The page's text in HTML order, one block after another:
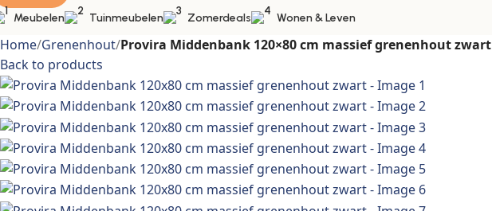
Meubelen Tuinmeubelen Zomerdeals Wonen & Leven
Home/Grenenhout/Provira Middenbank 120×80 cm massief grenenhout zwart
Back to products